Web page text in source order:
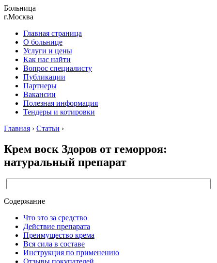
Больница
г.Москва
Главная страница
О больнице
Услуги и цены
Как нас найти
Вопрос специалисту
Публикации
Партнеры
Вакансии
Полезная информация
Тендеры и котировки
Главная › Статьи ›
Крем воск Здоров от геморроя:
натуральный препарат
Содержание
Что это за средство
Действие препарата
Преимущество крема
Вся сила в составе
Инструкция по применению
Отзывы покупателей